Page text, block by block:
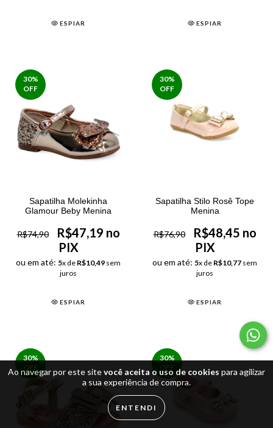
Ao navegar por este sitevocê aceita o uso de cookies para agilizar
a sua experiência de compra.
ENTENDI
ESPIAR ESPIAR
30%
OFF
Sapatilha Molekinha
Glamour Beby Menina
R$74,90
R$47,19 no
PIX
ou em até: 5x de R$10,49 sem
juros
ESPIAR
30%
OFF
Sapatilha Stilo Rosê Tope
Menina
R$76,90
R$48,45 no
PIX
ou em até: 5x de R$10,77 sem
juros
ESPIAR
30%
OFF
30%
OFF